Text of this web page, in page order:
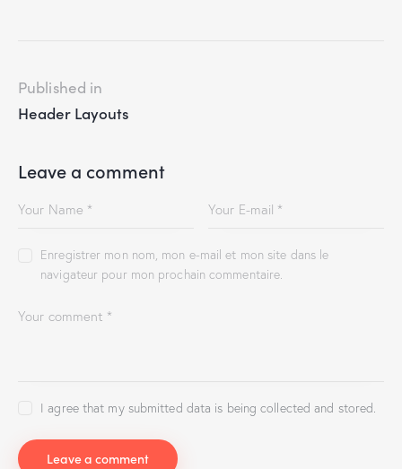
Published in
Header Layouts
Leave a comment
Enregistrer mon nom, mon e-mail et mon site dans le
navigateur pour mon prochain commentaire.
I agree that my submitted data is being collected and stored.